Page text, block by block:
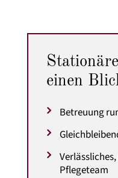
einen
Betreuung
Pflegeteam